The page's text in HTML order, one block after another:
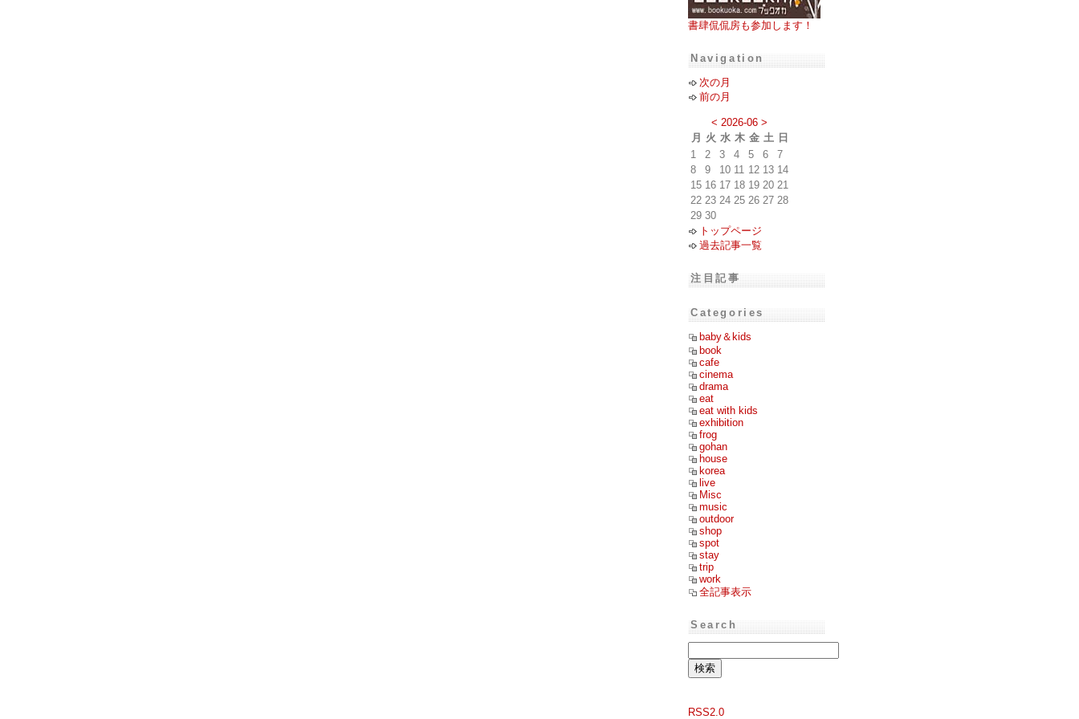
書肆侃侃房も参加します！
Navigation
次の月
前の月
< 2026-06 >
月
火 水 木 金 土 日
1
2 3 4 5 6
7
8
9 10 11 12 13 14
15 16 17 18 19 20 21
22 23 24 25 26 27 28
29 30
トップページ
過去記事一覧
注目記事
Categories
baby＆kids
book
cafe
cinema
drama
eat
eat with kids
exhibition
frog
gohan
house
korea
live
Misc
music
outdoor
shop
spot
stay
trip
work
全記事表示
Search
RSS2.0